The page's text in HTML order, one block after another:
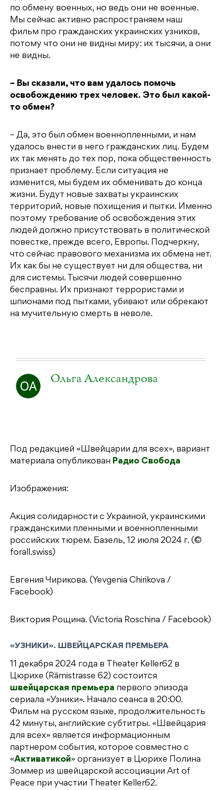
по обмену военных, но ведь они не военные.
Мы сейчас активно распространяем наш
фильм про гражданских украинских узников,
потому что они не видны миру: их тысячи, а они
не видны.
– Вы сказали, что вам удалось помочь
освобождению трех человек. Это был какой-
то обмен?
– Да, это был обмен военнопленными, и нам
удалось внести в него гражданских лиц. Будем
их так менять до тех пор, пока общественность
признает проблему. Если ситуация не
изменится, мы будем их обменивать до конца
жизни. Будут новые захваты украинских
территорий, новые похищения и пытки. Именно
поэтому требование об освобождения этих
людей должно присутствовать в политической
повестке, прежде всего, Европы. Подчеркну,
что сейчас правового механизма их обмена нет.
Их как бы не существует ни для общества, ни
для системы. Тысячи людей совершенно
бесправны. Их признают террористами и
шпионами под пытками, убивают или обрекают
на мучительную смерть в неволе.
Ольга Александрова
Под редакцией «Швейцарии для всех», вариант
материала опубликован Радио Свобода
Изображения:
Акция солидарности с Украиной, украинскими
гражданскими пленными и военнопленными
российских тюрем. Базель, 12 июля 2024 г. (©
forall.swiss)
Евгения Чирикова. (Yevgenia Chirikova /
Facebook)
Виктория Рощина. (Victoria Roschina / Facebook)
«УЗНИКИ». ШВЕЙЦАРСКАЯ ПРЕМЬЕРА
11 декабря 2024 года в Theater Keller62 в
Цюрихе (Rämistrasse 62) состоится
швейцарская премьера первого эпизода
сериала «Узники». Начало сеанса в 20:00.
Фильм на русском языке, продолжительность
42 минуты, английские субтитры. «Швейцария
для всех» является информационным
партнером события, которое совместно с
«Активатикой» организует в Цюрихе Полина
Зоммер из швейцарской ассоциации Art of
Peace при участии Theater Keller62.